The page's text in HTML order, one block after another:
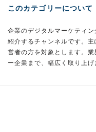
このカテゴリーについて
企業のデジタルマーケティ
紹介するチャンネルです。
営者の方を対象とします。
ー企業まで、幅広く取り上げ